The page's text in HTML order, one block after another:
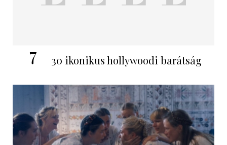
7 30 ikonikus hollywoodi barátság